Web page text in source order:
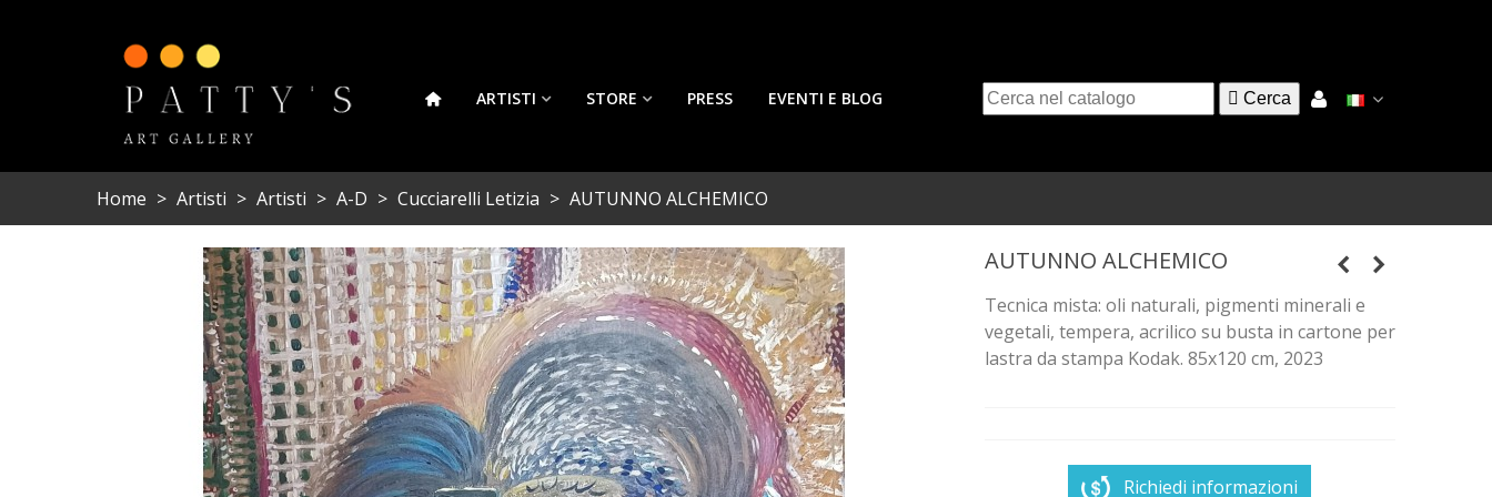
ARTISTI STORE PRESS EVENTI E BLOG  Cerca
Home > Artisti > Artisti > A-D > Cucciarelli Letizia > AUTUNNO ALCHEMICO
AUTUNNO ALCHEMICO
Tecnica mista: oli naturali, pigmenti minerali e
vegetali, tempera, acrilico su busta in cartone per
lastra da stampa Kodak. 85x120 cm, 2023
Richiedi informazioni